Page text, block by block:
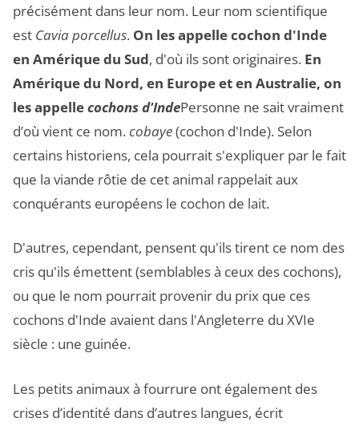
précisément dans leur nom. Leur nom scientifique
est Cavia porcellus. On les appelle cochon d'Inde
en Amérique du Sud, d'où ils sont originaires. En
Amérique du Nord, en Europe et en Australie, on
les appellecochons d'IndePersonne ne sait vraiment
d’où vient ce nom.cobaye(cochon d'Inde). Selon
certains historiens, cela pourrait s'expliquer par le fait
que la viande rôtie de cet animal rappelait aux
conquérants européens le cochon de lait.
D'autres, cependant, pensent qu'ils tirent ce nom des
cris qu'ils émettent (semblables à ceux des cochons),
ou que le nom pourrait provenir du prix que ces
cochons d'Inde avaient dans l'Angleterre du XVIe
siècle : une guinée.
Les petits animaux à fourrure ont également des
crises d’identité dans d’autres langues, écrit